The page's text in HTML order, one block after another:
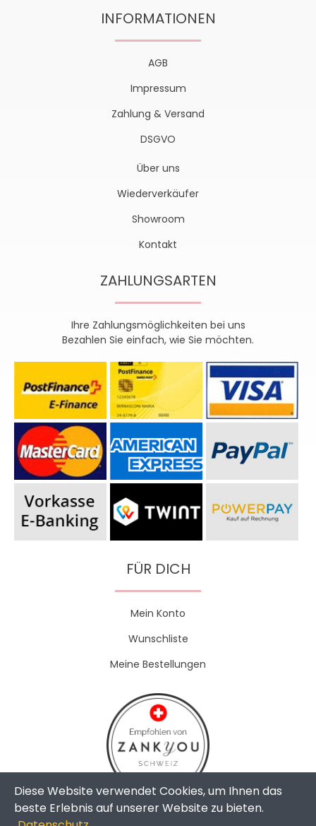
INFORMATIONEN
AGB
Impressum
Zahlung & Versand
DSGVO
Über uns
Wiederverkäufer
Showroom
Kontakt
ZAHLUNGSARTEN
Ihre Zahlungsmöglichkeiten bei uns
Bezahlen Sie einfach, wie Sie möchten.
FÜR DICH
Mein Konto
Wunschliste
Meine Bestellungen
Diese Website verwendet Cookies, um Ihnen das
beste Erlebnis auf unserer Website zu bieten.